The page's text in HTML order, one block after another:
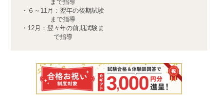
まで指導
・６～11月：翌年の後期試験
まで指導
・12月：翌々年の前期試験ま
で指導